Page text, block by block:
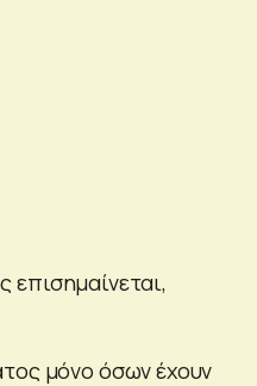
επισημαίνεται,
μόνο όσων έχουν